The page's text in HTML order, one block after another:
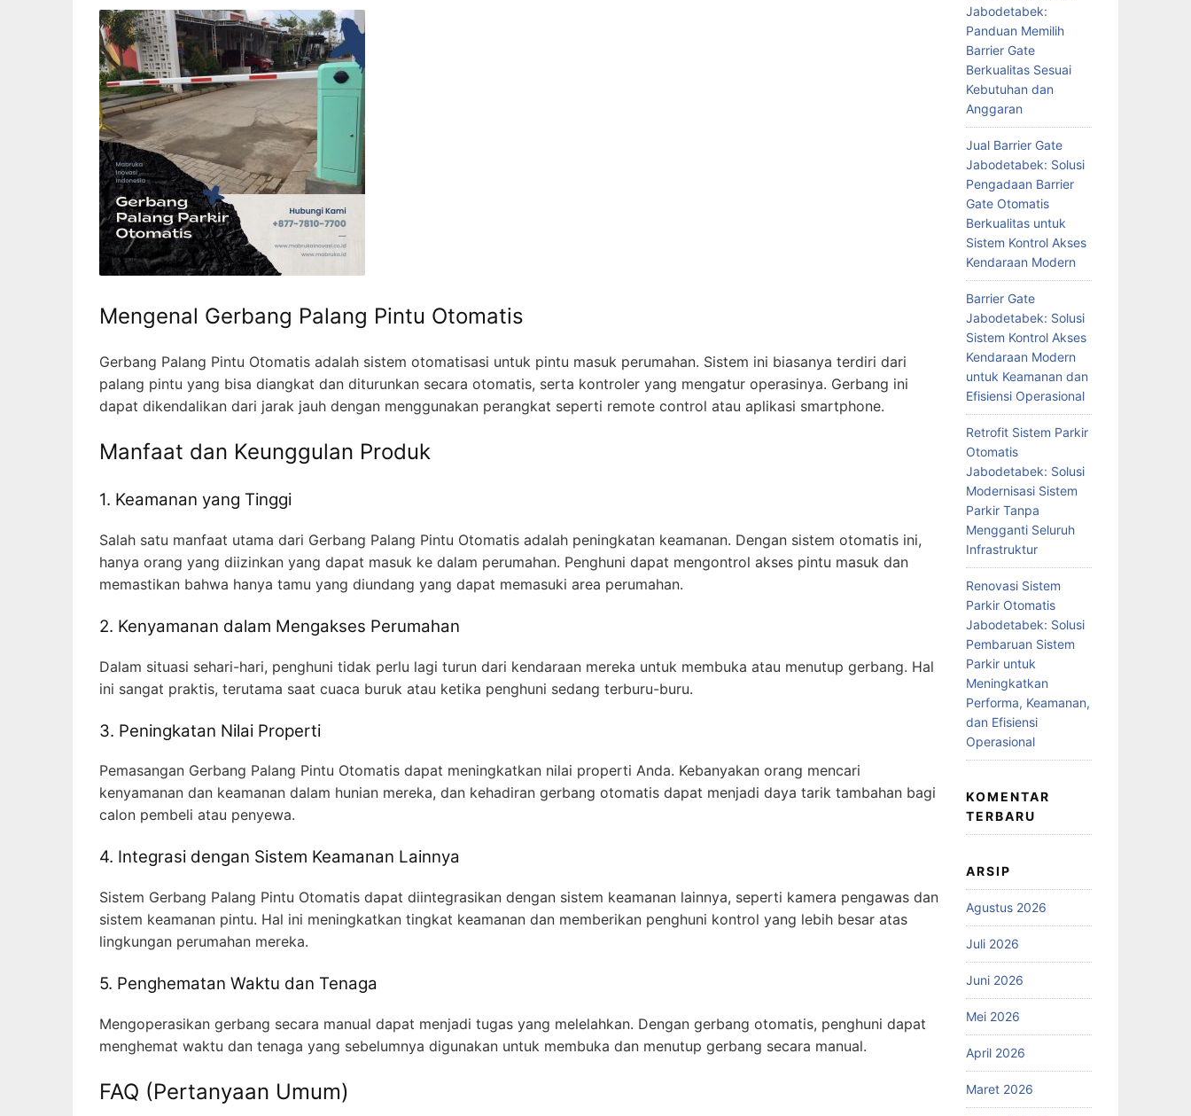
Mengenal Gerbang Palang Pintu Otomatis
Gerbang Palang Pintu Otomatis adalah sistem otomatisasi untuk pintu masuk perumahan. Sistem ini biasanya terdiri dari
palang pintu yang bisa diangkat dan diturunkan secara otomatis, serta kontroler yang mengatur operasinya. Gerbang ini
dapat dikendalikan dari jarak jauh dengan menggunakan perangkat seperti remote control atau aplikasi smartphone.
Manfaat dan Keunggulan Produk
1. Keamanan yang Tinggi
Salah satu manfaat utama dari Gerbang Palang Pintu Otomatis adalah peningkatan keamanan. Dengan sistem otomatis ini,
hanya orang yang diizinkan yang dapat masuk ke dalam perumahan. Penghuni dapat mengontrol akses pintu masuk dan
memastikan bahwa hanya tamu yang diundang yang dapat memasuki area perumahan.
2. Kenyamanan dalam Mengakses Perumahan
Dalam situasi sehari-hari, penghuni tidak perlu lagi turun dari kendaraan mereka untuk membuka atau menutup gerbang. Hal
ini sangat praktis, terutama saat cuaca buruk atau ketika penghuni sedang terburu-buru.
3. Peningkatan Nilai Properti
Pemasangan Gerbang Palang Pintu Otomatis dapat meningkatkan nilai properti Anda. Kebanyakan orang mencari
kenyamanan dan keamanan dalam hunian mereka, dan kehadiran gerbang otomatis dapat menjadi daya tarik tambahan bagi
calon pembeli atau penyewa.
4. Integrasi dengan Sistem Keamanan Lainnya
Sistem Gerbang Palang Pintu Otomatis dapat diintegrasikan dengan sistem keamanan lainnya, seperti kamera pengawas dan
sistem keamanan pintu. Hal ini meningkatkan tingkat keamanan dan memberikan penghuni kontrol yang lebih besar atas
lingkungan perumahan mereka.
5. Penghematan Waktu dan Tenaga
Mengoperasikan gerbang secara manual dapat menjadi tugas yang melelahkan. Dengan gerbang otomatis, penghuni dapat
menghemat waktu dan tenaga yang sebelumnya digunakan untuk membuka dan menutup gerbang secara manual.
FAQ (Pertanyaan Umum)
Jabodetabek:
Panduan Memilih
Barrier Gate
Berkualitas Sesuai
Kebutuhan dan
Anggaran
Jual Barrier Gate
Jabodetabek: Solusi
Pengadaan Barrier
Gate Otomatis
Berkualitas untuk
Sistem Kontrol Akses
Kendaraan Modern
Barrier Gate
Jabodetabek: Solusi
Sistem Kontrol Akses
Kendaraan Modern
untuk Keamanan dan
Efisiensi Operasional
Retrofit Sistem Parkir
Otomatis
Jabodetabek: Solusi
Modernisasi Sistem
Parkir Tanpa
Mengganti Seluruh
Infrastruktur
Renovasi Sistem
Parkir Otomatis
Jabodetabek: Solusi
Pembaruan Sistem
Parkir untuk
Meningkatkan
Performa, Keamanan,
dan Efisiensi
Operasional
KOMENTAR
TERBARU
ARSIP
Agustus 2026
Juli 2026
Juni 2026
Mei 2026
April 2026
Maret 2026